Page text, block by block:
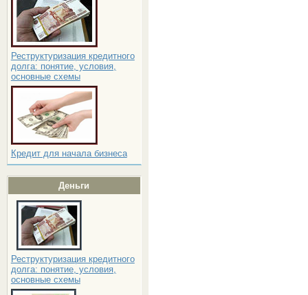
Реструктуризация кредитного
долга: понятие, условия,
основные схемы
Кредит для начала бизнеса
Деньги
Реструктуризация кредитного
долга: понятие, условия,
основные схемы